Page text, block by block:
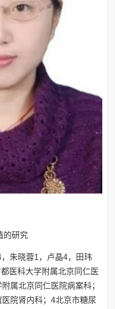
的研究
朱晓蓉1，卢晶4，田玮
医科大学附属北京同仁医
属北京同仁医院病案科；
院肾内科；4北京市糖尿